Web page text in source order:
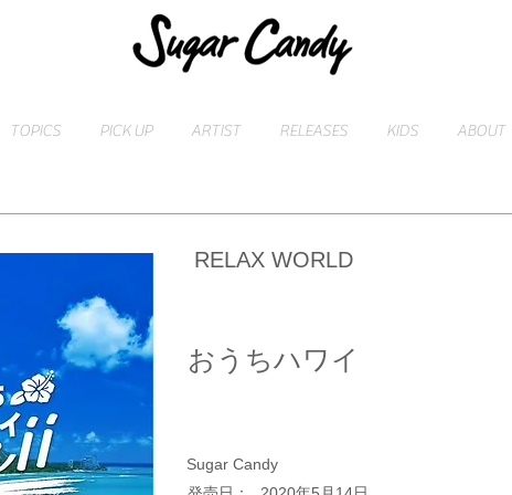
TOPICS PICK UP ARTIST RELEASES KIDS ABOUT
RELAX WORLD
おうちハワイ
Sugar Candy